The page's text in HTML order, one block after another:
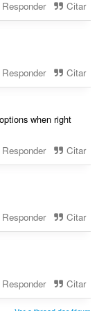
Responder Citar
Responder Citar
when right
Responder Citar
Responder Citar
Responder Citar